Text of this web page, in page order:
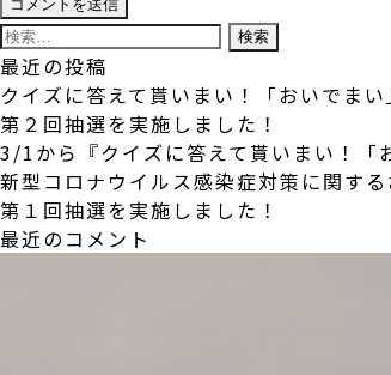
検
索:
最近の投稿
クイズに答えて貰いまい！「おいでま
第２回抽選を実施しました！
3/1から『クイズに答えて貰いまい！「
新型コロナウイルス感染症対策に関す
第１回抽選を実施しました！
最近のコメント